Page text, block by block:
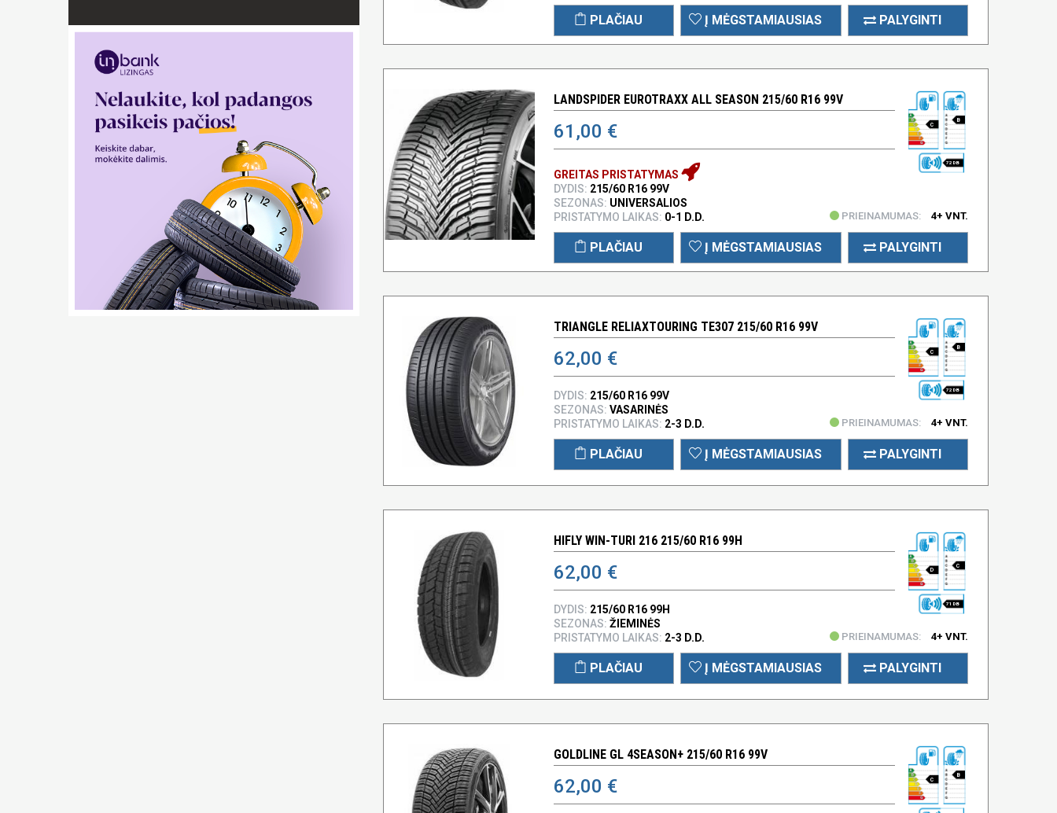
PLAČIAU Į MĖGSTAMIAUSIAS PALYGINTI
LANDSPIDER EUROTRAXX ALL SEASON 215/60 R16 99V
61,00 € C
B
72 DB
GREITAS PRISTATYMAS
DYDIS: 215/60 R16 99V
SEZONAS: UNIVERSALIOS
PRISTATYMO LAIKAS: 0-1 D.D. PRIEINAMUMAS: 4+ VNT.
PLAČIAU Į MĖGSTAMIAUSIAS PALYGINTI
TRIANGLE RELIAXTOURING TE307 215/60 R16 99V
62,00 € C
B
72 DB
DYDIS: 215/60 R16 99V
SEZONAS: VASARINĖS
PRISTATYMO LAIKAS: 2-3 D.D. PRIEINAMUMAS: 4+ VNT.
PLAČIAU Į MĖGSTAMIAUSIAS PALYGINTI
HIFLY WIN-TURI 216 215/60 R16 99H
62,00 € D
C
71 DB
DYDIS: 215/60 R16 99H
SEZONAS: ŽIEMINĖS
PRISTATYMO LAIKAS: 2-3 D.D. PRIEINAMUMAS: 4+ VNT.
PLAČIAU Į MĖGSTAMIAUSIAS PALYGINTI
GOLDLINE GL 4SEASON+ 215/60 R16 99V
62,00 € C
B